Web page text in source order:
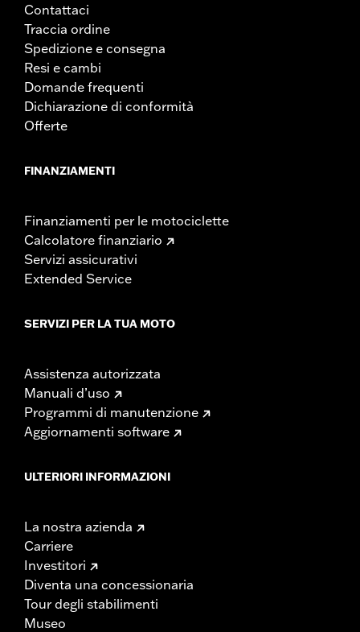
Contattaci
Traccia ordine
Spedizione e consegna
Resi e cambi
Domande frequenti
Dichiarazione di conformità
Offerte
FINANZIAMENTI
Finanziamenti per le motociclette
Calcolatore finanziario
Servizi assicurativi
Extended Service
SERVIZI PER LA TUA MOTO
Assistenza autorizzata
Manuali d’uso
Programmi di manutenzione
Aggiornamenti software
ULTERIORI INFORMAZIONI
La nostra azienda
Carriere
Investitori
Diventa una concessionaria
Tour degli stabilimenti
Museo